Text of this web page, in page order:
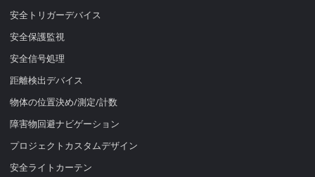
安全トリガーデバイス
安全保護監視
安全信号処理
距離検出デバイス
物体の位置決め/測定/計数
障害物回避ナビゲーション
プロジェクトカスタムデザイン
安全ライトカーテン